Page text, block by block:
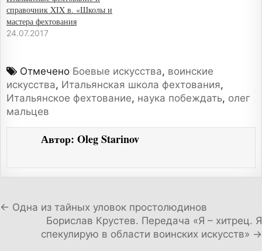
справочник XIX в. «Школы и
мастера фехтования
24.07.2017
Отмечено Боевые искусства, воинские
искусства, Итальянская школа фехтования,
Итальянское фехтование, наука побеждать, олег
мальцев
Автор:Oleg Starinov
Навигация по записям
← Одна из тайных уловок простолюдинов
Борислав Крустев. Передача «Я – хитрец. Я
спекулирую в области воинских искусств» →